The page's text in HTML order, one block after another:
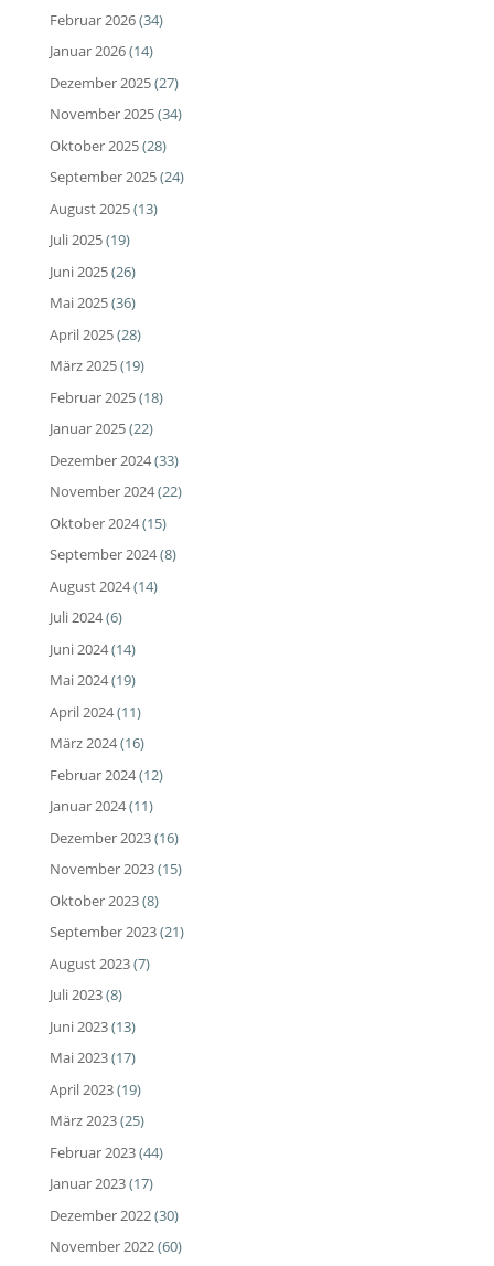
Februar 2026(34)
Januar 2026(14)
Dezember 2025(27)
November 2025(34)
Oktober 2025(28)
September 2025(24)
August 2025(13)
Juli 2025(19)
Juni 2025(26)
Mai 2025(36)
April 2025(28)
März 2025(19)
Februar 2025(18)
Januar 2025(22)
Dezember 2024(33)
November 2024(22)
Oktober 2024(15)
September 2024(8)
August 2024(14)
Juli 2024(6)
Juni 2024(14)
Mai 2024(19)
April 2024(11)
März 2024(16)
Februar 2024(12)
Januar 2024(11)
Dezember 2023(16)
November 2023(15)
Oktober 2023(8)
September 2023(21)
August 2023(7)
Juli 2023(8)
Juni 2023(13)
Mai 2023(17)
April 2023(19)
März 2023(25)
Februar 2023(44)
Januar 2023(17)
Dezember 2022(30)
November 2022(60)